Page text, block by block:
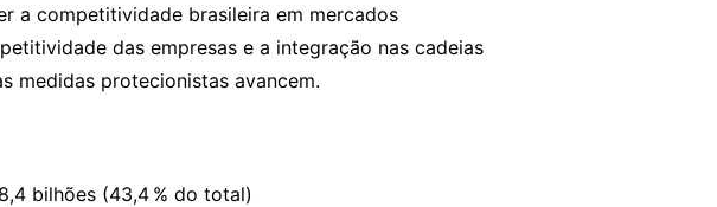
a competitividade brasileira em mercados
das empresas e a integração nas cadeias
medidas protecionistas avancem.
bilhões (43,4 % do total)